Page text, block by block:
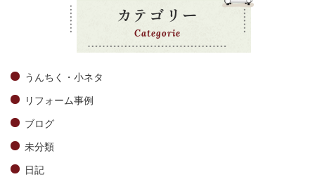
カテゴリー
Categorie
うんちく・小ネタ
リフォーム事例
ブログ
未分類
日記